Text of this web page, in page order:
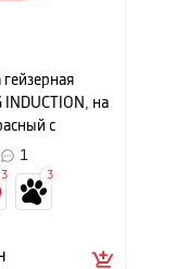
INDUCTION, на
с
1
3 3